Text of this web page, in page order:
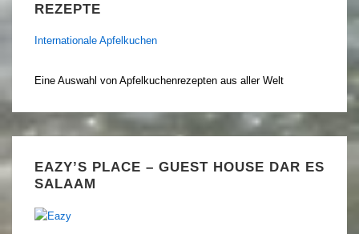
REZEPTE
Internationale Apfelkuchen
Eine Auswahl von Apfelkuchenrezepten aus aller Welt
EAZY’S PLACE – GUEST HOUSE DAR ES
SALAAM